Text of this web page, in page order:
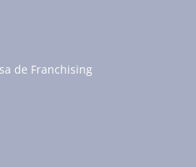
de Franchising